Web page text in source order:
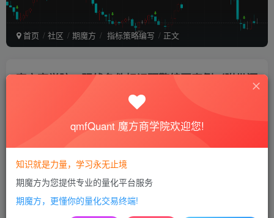
首页 社区 期魔方 指标策略编写 正文
魔方商学院：阴线条件标记预警编写案例（附带源
2年前更新 395次阅读
编写需求：
qmfQuant 魔方商学院欢迎您!
知识就是力量，学习永无止境
期魔方为您提供专业的量化平台服务
期魔方，更懂你的量化交易终端!